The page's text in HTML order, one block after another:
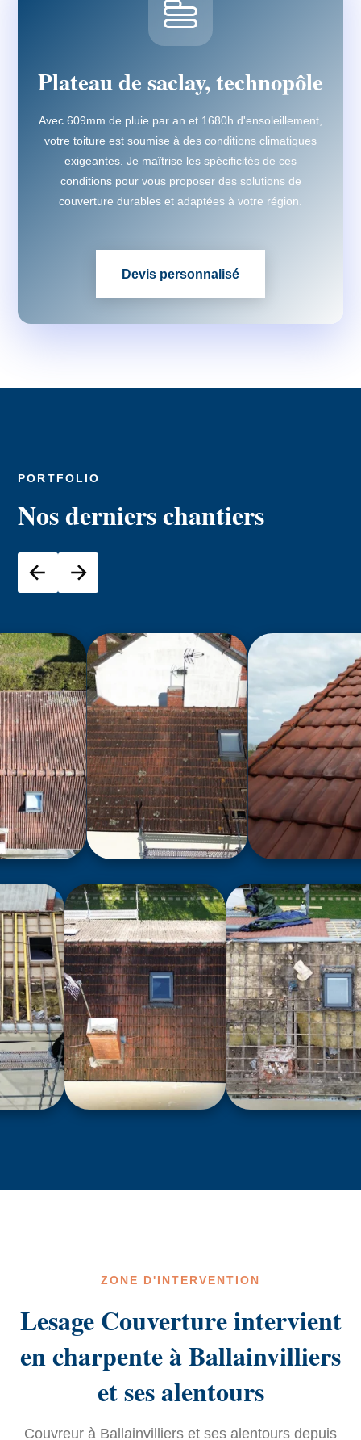
Plateau de saclay, technopôle
Avec 609mm de pluie par an et 1680h d'ensoleillement,
votre toiture est soumise à des conditions climatiques
exigeantes. Je maîtrise les spécificités de ces
conditions pour vous proposer des solutions de
couverture durables et adaptées à votre région.
Devis personnalisé
PORTFOLIO
Nos derniers chantiers
ZONE D'INTERVENTION
Lesage Couverture intervient
en charpente à Ballainvilliers
et ses alentours
Couvreur à Ballainvilliers et ses alentours depuis